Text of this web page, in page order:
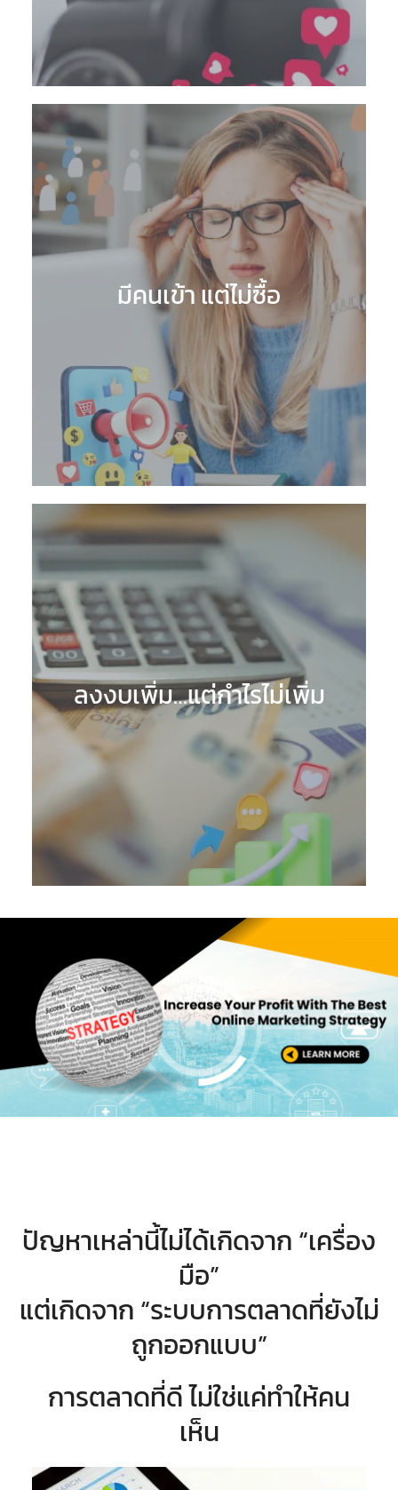
มีคนเข้า แต่ไม่ซื้อ
ลงงบเพิ่ม…แต่กำไรไม่เพิ่ม
ปัญหาเหล่านี้ไม่ได้เกิดจาก “เครื่อง
มือ”
แต่เกิดจาก “ระบบการตลาดที่ยังไม่
ถูกออกแบบ”
การตลาดที่ดี ไม่ใช่แค่ทำให้คน
เห็น